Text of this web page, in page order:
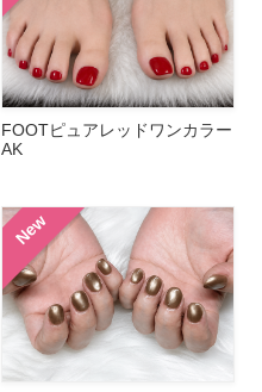
FOOTピュアレッドワンカラー
AK
New